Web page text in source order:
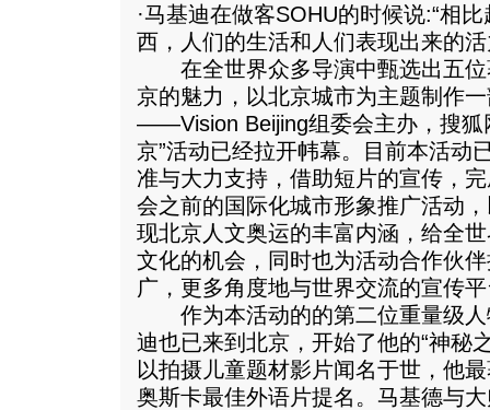
·马基迪在做客SOHU的时候说:“相
西，人们的生活和人们表现出来的
在全世界众多导演中甄选出五位
京的魅力，以北京城市为主题制作
——Vision Beijing组委会主办，搜狐
京”活动已经拉开帏幕。目前本活动
准与大力支持，借助短片的宣传，
会之前的国际化城市形象推广活动
现北京人文奥运的丰富内涵，给全
文化的机会，同时也为活动合作伙
广，更多角度地与世界交流的宣传
作为本活动的的第二位重量级人
迪也已来到北京，开始了他的“神秘
以拍摄儿童题材影片闻名于世，他
奥斯卡最佳外语片提名。马基德与